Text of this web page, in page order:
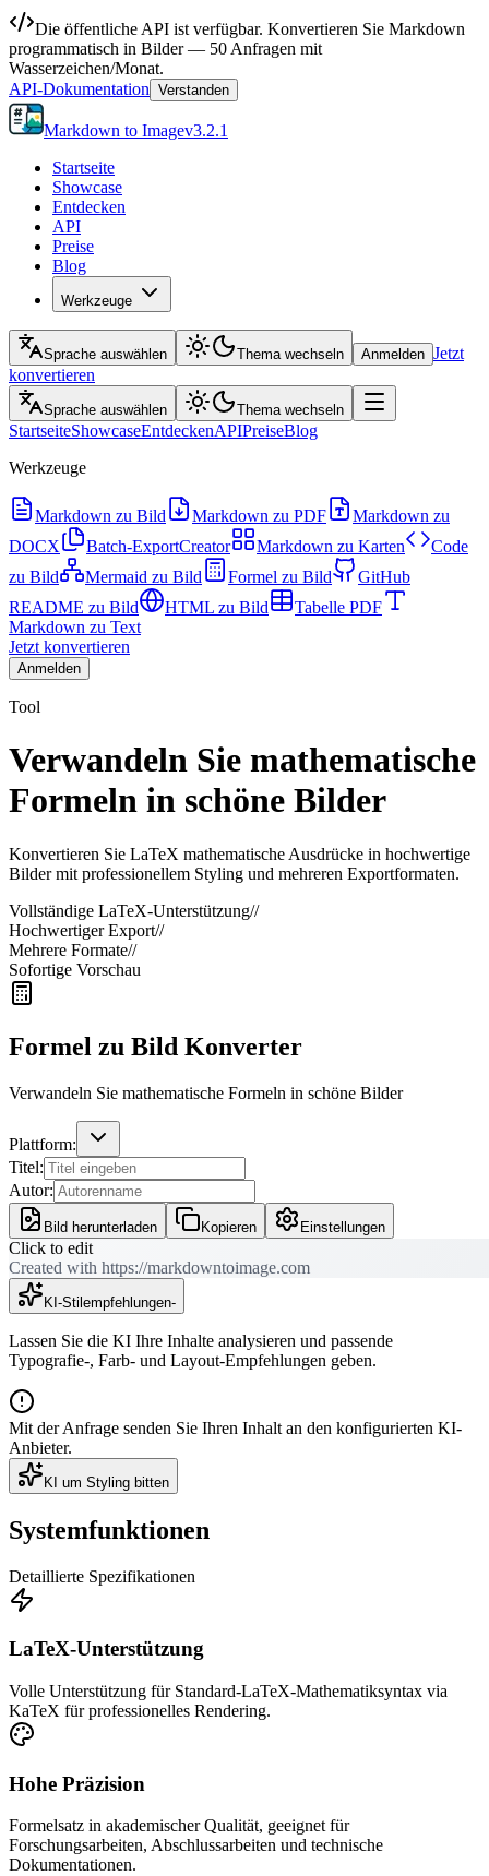
Die öffentliche API ist verfügbar. Konvertieren Sie Markdown
programmatisch in Bilder — 50 Anfragen mit
Wasserzeichen/Monat.
API-Dokumentation Verstanden
Markdown to Imagev3.2.1
Startseite
Showcase
Entdecken
API
Preise
Blog
Werkzeuge
Sprache auswählen Thema wechseln Anmelden Jetzt
konvertieren
Sprache auswählen Thema wechseln
StartseiteShowcaseEntdeckenAPIPreiseBlog
Werkzeuge
Markdown zu Bild Markdown zu PDF
Markdown zu
DOCX
Batch-ExportCreator Markdown zu Karten
Code
zu Bild
Mermaid zu Bild Formel zu Bild
GitHub
README zu Bild
HTML zu Bild
Tabelle PDF
Markdown zu Text
Jetzt konvertieren
Anmelden
Tool
Verwandeln Sie mathematische
Formeln in schöne Bilder
Konvertieren Sie LaTeX mathematische Ausdrücke in hochwertige
Bilder mit professionellem Styling und mehreren Exportformaten.
Vollständige LaTeX-Unterstützung//
Hochwertiger Export//
Mehrere Formate//
Sofortige Vorschau
Formel zu Bild Konverter
Verwandeln Sie mathematische Formeln in schöne Bilder
Plattform:
Titel:
Autor:
Bild herunterladen Kopieren Einstellungen
Click to edit
Created with https://markdowntoimage.com
KI-Stilempfehlungen-
Lassen Sie die KI Ihre Inhalte analysieren und passende
Typografie-, Farb- und Layout-Empfehlungen geben.
Mit der Anfrage senden Sie Ihren Inhalt an den konfigurierten KI-
Anbieter.
KI um Styling bitten
Systemfunktionen
Detaillierte Spezifikationen
LaTeX-Unterstützung
Volle Unterstützung für Standard-LaTeX-Mathematiksyntax via
KaTeX für professionelles Rendering.
Hohe Präzision
Formelsatz in akademischer Qualität, geeignet für
Forschungsarbeiten, Abschlussarbeiten und technische
Dokumentationen.